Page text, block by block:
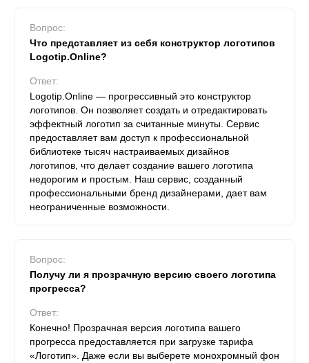
Вопрос:
Что представляет из себя конструктор логотипов
Logotip.Online?
Ответ:
Logotip.Online — прогрессивный это конструктор
логотипов. Он позволяет создать и отредактировать
эффектный логотип за считанные минуты. Сервис
предоставляет вам доступ к профессиональной
библиотеке тысяч настраиваемых дизайнов
логотипов, что делает создание вашего логотипа
недорогим и простым. Наш сервис, созданный
профессиональными бренд дизайнерами, дает вам
неограниченные возможности.
Вопрос:
Получу ли я прозрачную версию своего логотипа
прогресса?
Ответ:
Конечно! Прозрачная версия логотипа вашего
прогресса предоставляется при загрузке тарифа
«Логотип». Даже если вы выберете монохромный фон